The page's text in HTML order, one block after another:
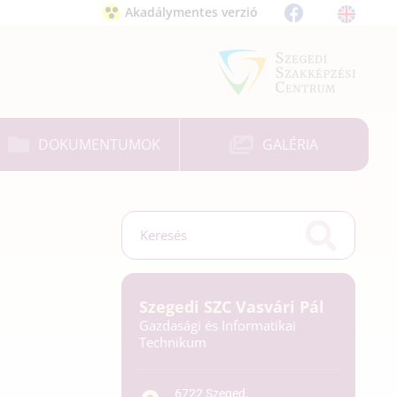
Akadálymentes verzió
DOKUMENTUMOK GALÉRIA
Szegedi SZC Vasvári Pál
Gazdasági és Informatikai
Technikum
6722 Szeged,